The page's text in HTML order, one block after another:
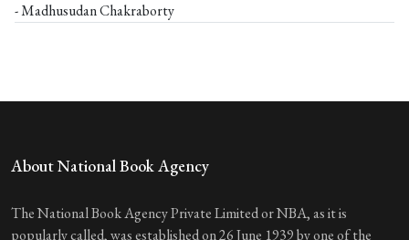
- Madhusudan Chakraborty
About National Book Agency
The National Book Agency Private Limited or NBA, as it is
popularly called, was established on 26 June 1939 by one of the